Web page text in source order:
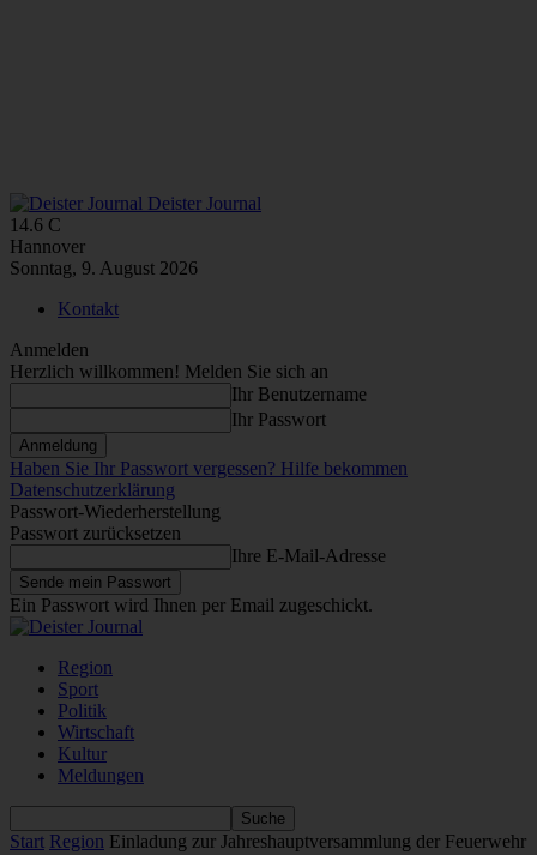
Deister Journal
14.6 C
Hannover
Sonntag, 9. August 2026
Kontakt
Anmelden
Herzlich willkommen! Melden Sie sich an
Ihr Benutzername
Ihr Passwort
Haben Sie Ihr Passwort vergessen? Hilfe bekommen
Datenschutzerklärung
Passwort-Wiederherstellung
Passwort zurücksetzen
Ihre E-Mail-Adresse
Ein Passwort wird Ihnen per Email zugeschickt.
Region
Sport
Politik
Wirtschaft
Kultur
Meldungen
Start Region Einladung zur Jahreshauptversammlung der Feuerwehr